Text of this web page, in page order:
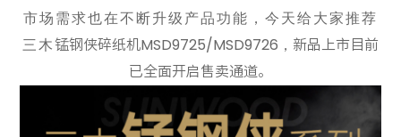
市场需求也在不断升级产品功能，今天给大家推荐
三木锰钢侠碎纸机MSD9725/MSD9726，新品上市目前
已全面开启售卖通道。